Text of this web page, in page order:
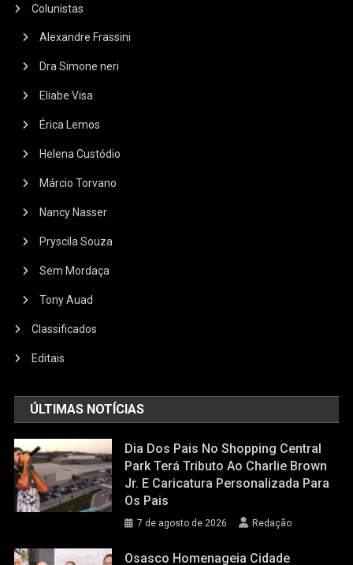
Colunistas
Alexandre Frassini
Dra Simone neri
Eliabe Visa
Érica Lemos
Helena Custódio
Márcio Torvano
Nancy Nasser
Pryscila Souza
Sem Mordaça
Tony Auad
Classificados
Editais
ÚLTIMAS NOTÍCIAS
Dia Dos Pais No Shopping Central
Park Terá Tributo Ao Charlie Brown
Jr. E Caricatura Personalizada Para
Os Pais
7 de agosto de 2026 Redação
Osasco Homenageia Cidade